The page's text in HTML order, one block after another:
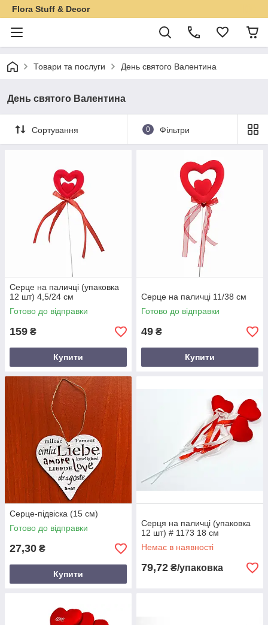
Flora Stuff & Decor
Товари та послуги День святого Валентина
День святого Валентина
Сортування 0 Фільтри
Серце на паличці (упаковка
12 шт) 4,5/24 см
Готово до відправки
159 ₴
Купити
Серце на паличці 11/38 см
Готово до відправки
49 ₴
Купити
Серце-підвіска (15 см)
Готово до відправки
27,30 ₴
Купити
Серця на паличці (упаковка
12 шт) # 1173 18 см
Немає в наявності
79,72 ₴/упаковка